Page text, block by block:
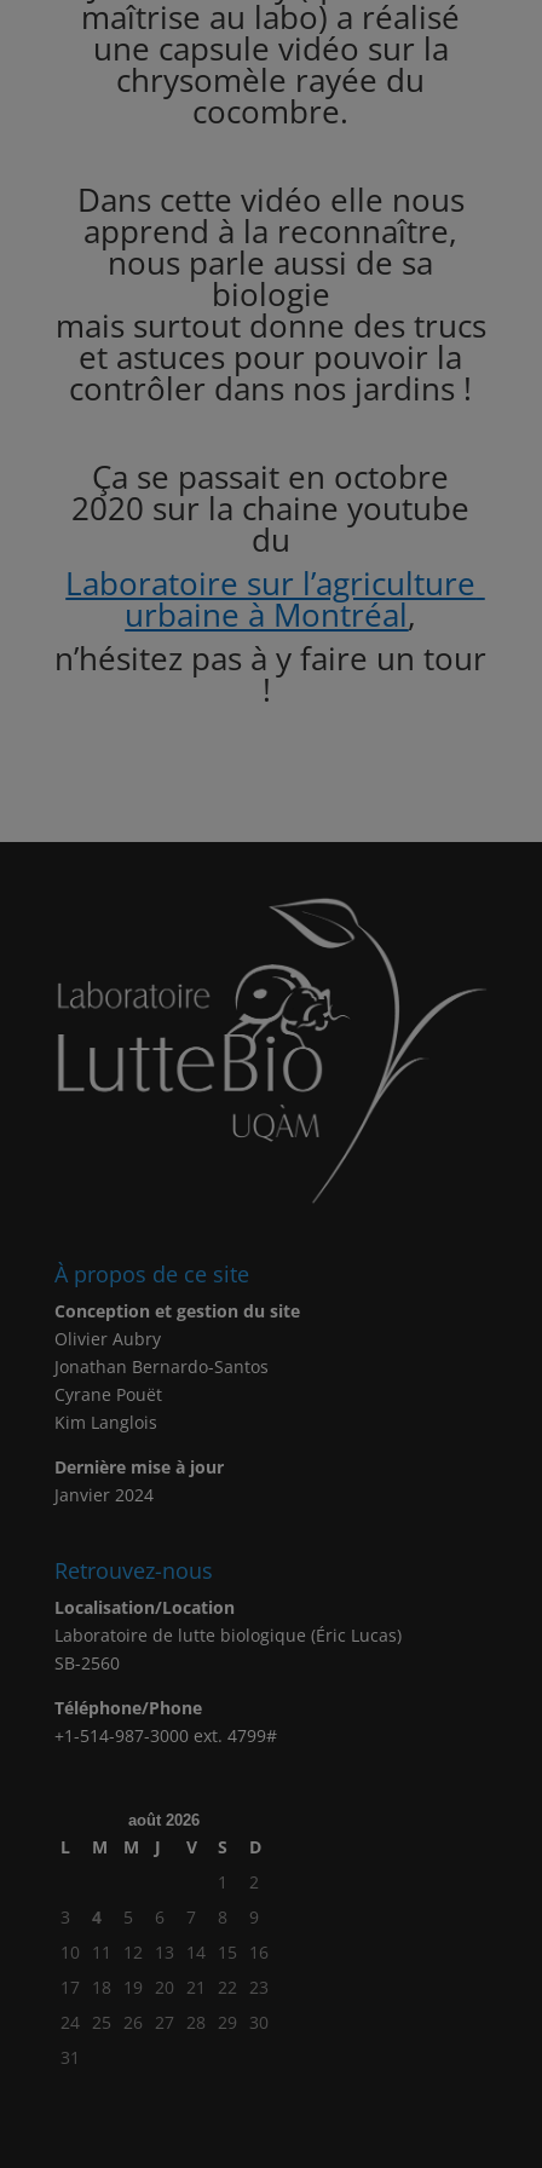
maîtrise au labo) a réalisé
une capsule vidéo sur la
chrysomèle rayée du
cocombre.
Dans cette vidéo elle nous
apprend à la reconnaître,
nous parle aussi de sa
biologie
mais surtout donne des trucs
et astuces pour pouvoir la
contrôler dans nos jardins !
Ça se passait en octobre
2020 sur la chaine youtube
du
Laboratoire sur l’agriculture
urbaine à Montréal,
n’hésitez pas à y faire un tour
!
À propos de ce site
Conception et gestion du site
Olivier Aubry
Jonathan Bernardo-Santos
Cyrane Pouët
Kim Langlois
Dernière mise à jour
Janvier 2024
Retrouvez-nous
Localisation/Location
Laboratoire de lutte biologique (Éric Lucas)
SB-2560
Téléphone/Phone
+1-514-987-3000 ext. 4799#
août 2026
L M M J V S
D
1
2
3
4 5 6 7 8
9
10
11 12 13 14 15
16
17
18 19 20 21 22
23
24 25 26 27 28 29
30
31